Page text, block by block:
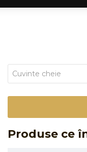
Produse ce